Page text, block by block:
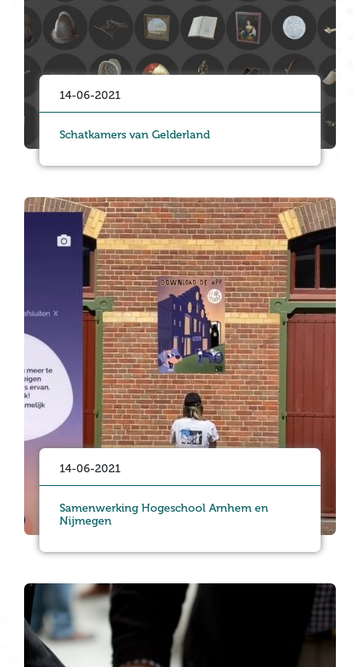
14-06-2021
Schatkamers van Gelderland
14-06-2021
Samenwerking Hogeschool Arnhem en
Nijmegen